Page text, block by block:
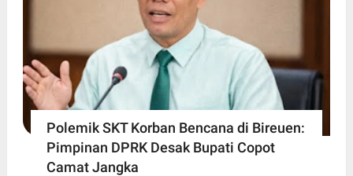
Polemik SKT Korban Bencana di Bireuen:
Pimpinan DPRK Desak Bupati Copot
Camat Jangka